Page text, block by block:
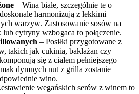
– Wina białe, szczególnie te o
harmonizują z lekkimi
warzyw. Zastosowanie sosów na
cytryny wzbogaca to połączenie.
– Posiłki przygotowane z
takich jak cukinia, bakłażan czy
się z ciałem pełniejszego
dymnych nut z grilla zostanie
wino.
wegańskich serów z winem to